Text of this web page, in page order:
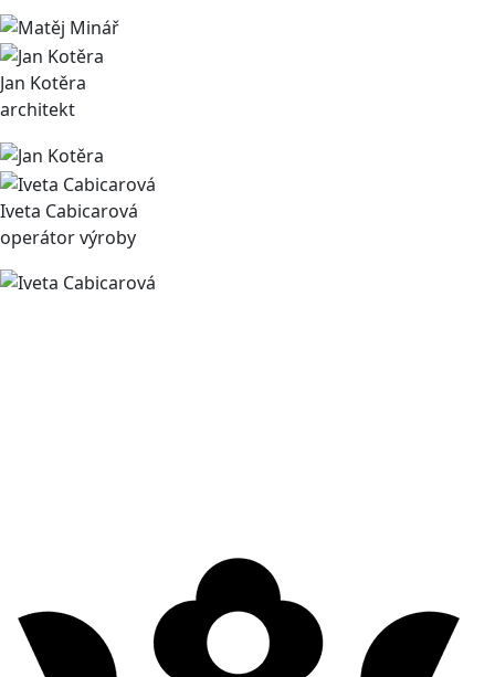
Jan Kotěra
architekt
Iveta Cabicarová
operátor výroby